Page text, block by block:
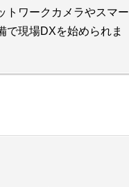
トワークカメラやスマー
で現場DXを始められま